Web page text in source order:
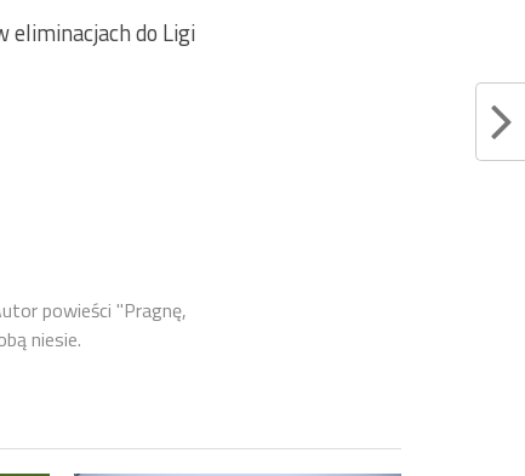
eliminacjach do Ligi
powieści "Pragnę,
niesie.